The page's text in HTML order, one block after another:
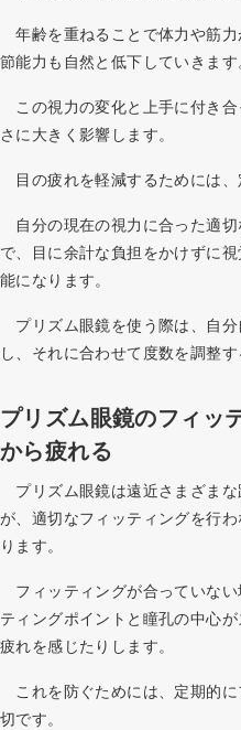
年齢を重ねることで体力や筋
節能力も自然と低下していきます。
この視力の変化と上手に付き
さに大きく影響します。
目の疲れを軽減するためには、
自分の現在の視力に合った適
で、目に余計な負担をかけずに
能になります。
プリズム眼鏡を使う際は、自
し、それに合わせて度数を調整す
プリズム眼鏡のフィッ
から疲れる
プリズム眼鏡は遠近さまざま
が、適切なフィッティングを行
ります。
フィッティングが合っていな
ティングポイントと瞳孔の中心
疲れを感じたりします。
これを防ぐためには、定期的
切です。